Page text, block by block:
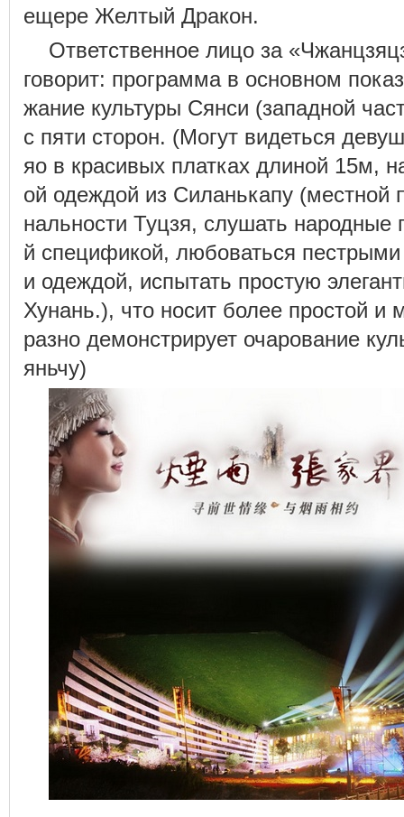
ещере Желтый Дракон.
Ответственное лицо за
говорит: программа в основном
жание культуры Сянси (западной
с пяти сторон. (Могут видеться
яо в красивых платках длиной 15м,
ой одеждой из Силанькапу (местной
нальности Туцзя, слушать народные
й спецификой, любоваться
и одеждой, испытать простую
Хунань.), что носит более простой и
разно демонстрирует очарование
яньчу)